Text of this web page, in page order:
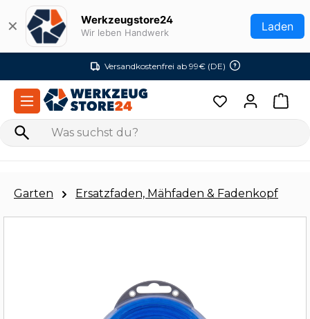
Zum Hauptinhalt springen
✕ Werkzeugstore24
Wir leben Handwerk Laden
Versandkostenfrei ab 99€ (DE)
Garten Ersatzfaden, Mähfaden & Fadenkopf